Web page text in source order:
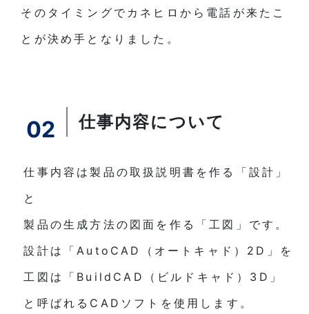
そのタイミングでカネヒロから電話が来たこ
とが決め手となりました。
02 仕事内容について
仕事内容は製品の取扱説明書を作る「設計」
と
製品の生成方法の図面を作る「工図」です。
設計は「AutoCAD（オートキャド）2D」を
工図は「BuildCAD（ビルドキャド）3D」
と呼ばれるCADソフトを使用します。